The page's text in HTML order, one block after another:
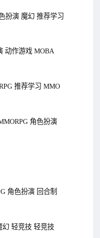
扮演 魔幻 推荐学习
动作游戏 MOBA
推荐学习 MMO
角色扮演
角色扮演 回合制
幻 轻竞技 轻竞技